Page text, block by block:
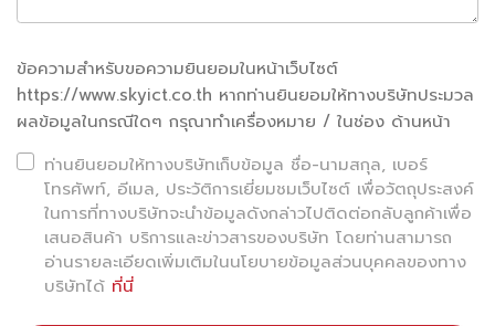
หรือสินค้าเร่งด่วน (Express Logistics)
รวมถึงการบริหารทรัพยากรตามแผน Airport Master Plan
จะช่วยให้สนามบินสามารถรองรับความต้องการด้านโลจิสติกส์ที่
เพิ่มขึ้นอย่างต่อเนื่อง สนามบินที่แข็งแกร่งด้าน Cargo จะไม่
ได้เป็นแค่ “จุดผ่าน” แต่เป็น “ศูนย์กลางเศรษฐกิจ” ที่เชื่อมโยง
การค้าในระดับภูมิภาค
ข้อความสำหรับขอความยินยอมในหน้าเว็บไซต์
https://www.skyict.co.th หากท่านยินยอมให้ทางบริษัทประมวล
ผลข้อมูลในกรณีใดๆ กรุณาทำเครื่องหมาย / ในช่อง ด้านหน้า
ท่านยินยอมให้ทางบริษัทเก็บข้อมูล ชื่อ-นามสกุล, เบอร์
โทรศัพท์, อีเมล, ประวัติการเยี่ยมชมเว็บไซต์ เพื่อวัตถุประสงค์
ในการที่ทางบริษัทจะนำข้อมูลดังกล่าวไปติดต่อกลับลูกค้าเพื่อ
เสนอสินค้า บริการและข่าวสารของบริษัท โดยท่านสามารถ
อ่านรายละเอียดเพิ่มเติมในนโยบายข้อมูลส่วนบุคคลของทาง
บริษัทได้ ที่นี่